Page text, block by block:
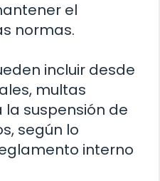
el
normas.
incluir desde
multas
suspensión de
según lo
interno